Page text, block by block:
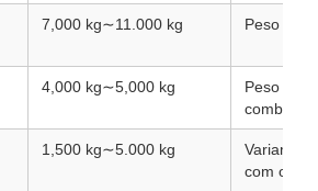
7,000 kg∼11.000 kg Peso
4,000 kg∼5,000 kg
Peso do
1,500 kg∼5.000 kg
Variam
com o